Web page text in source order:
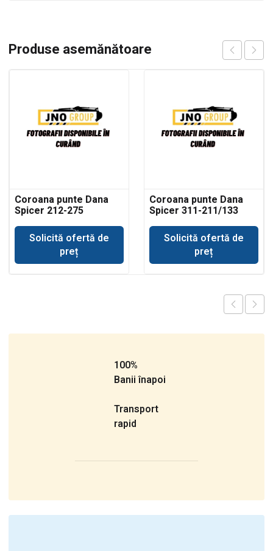
Produse asemănătoare
Coroana punte Dana
Spicer 212-275
Solicită ofertă de
preț
Coroana punte Dana
Spicer 311-211/133
Solicită ofertă de
preț
100%
Banii înapoi
Transport
rapid